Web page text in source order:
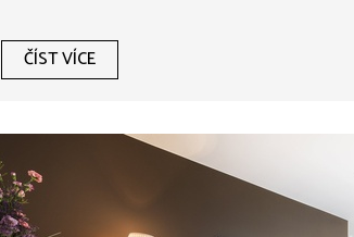
ČÍST VÍCE